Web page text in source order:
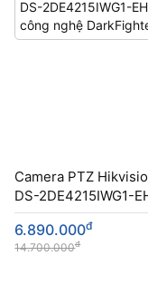
Camera PTZ
DS-2DE4215IWG1-
công nghệ
6.890.000đ
14.700.000đ